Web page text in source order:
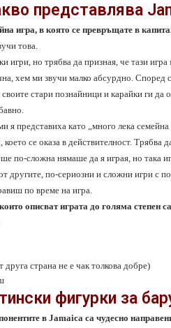
представлява
игра, в която се превръщате в
това.
игри, но трябва да призная, че тази
хем ми звучи малко абсурдно. Според
стари познайници и карайки ги
я представиха като „много лека
се оказа в действителност. Трябва
по-сложна нямаше да я играя, но така
другите, по-сериозни и сложни игри с
по време на игра.
описват играта до голяма степен са
друга страна не е чак толкова добре)
фигурки за
в Jamaica са чудесно